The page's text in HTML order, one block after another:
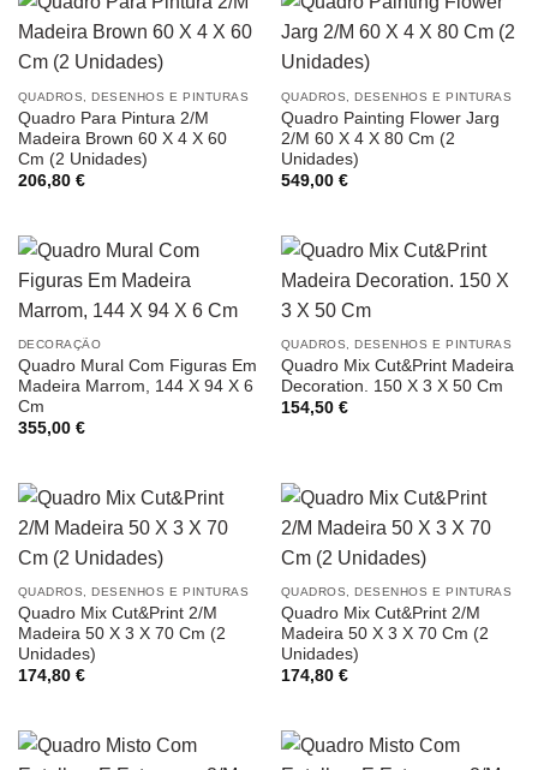
QUADROS, DESENHOS E PINTURAS
Quadro Para Pintura 2/M
Madeira Brown 60 X 4 X 60
Cm (2 Unidades)
206,80 €
QUADROS, DESENHOS E PINTURAS
Quadro Painting Flower Jarg
2/M 60 X 4 X 80 Cm (2
Unidades)
549,00 €
DECORAÇÃO
Quadro Mural Com Figuras Em
Madeira Marrom, 144 X 94 X 6
Cm
355,00 €
QUADROS, DESENHOS E PINTURAS
Quadro Mix Cut&Print Madeira
Decoration. 150 X 3 X 50 Cm
154,50 €
QUADROS, DESENHOS E PINTURAS
Quadro Mix Cut&Print 2/M
Madeira 50 X 3 X 70 Cm (2
Unidades)
174,80 €
QUADROS, DESENHOS E PINTURAS
Quadro Mix Cut&Print 2/M
Madeira 50 X 3 X 70 Cm (2
Unidades)
174,80 €